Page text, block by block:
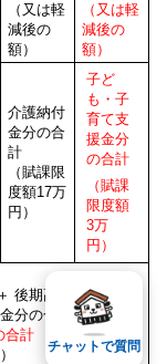
（又は軽
減後の
額）
（又は軽
減後の
額）
介護納付
金分の合
計
（賦課限
度額17万
円 ）
子ど
も・子
育て支
援金分
の合計
（賦課
限度額
3万
円）
後期高齢者支援金
分の合計
＋ 子ど
合計
チャットで質問